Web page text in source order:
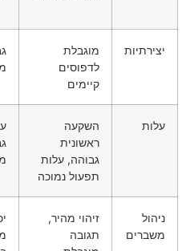
יצירתיות
מוגבלת
לדפוסים
קיימים
עלות
השקעה
ראשונית
גבוהה, עלות
תפעול נמוכה
ניהול
משברים
זיהוי מהיר,
תגובה